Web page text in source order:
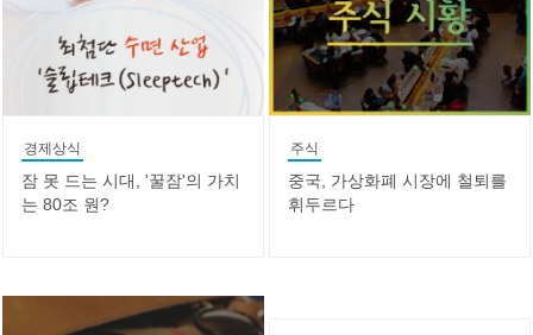
경제상식
잠 못 드는 시대, '꿀잠'의 가치
는 80조 원?
주식
중국, 가상화폐 시장에 철퇴를
휘두르다